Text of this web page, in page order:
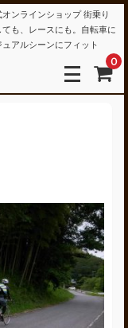
ンラインショップ 街乗り
も、レースにも。自転車に
アルシーンにフィット
0